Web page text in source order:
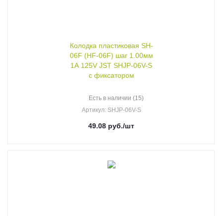
Колодка пластиковая SH-
06F (HF-06F) шаг 1.00мм
1А 125V JST SHJP-06V-S
с фиксатором
Есть в наличии (15)
Артикул: SHJP-06V-S
49.08 руб./шт